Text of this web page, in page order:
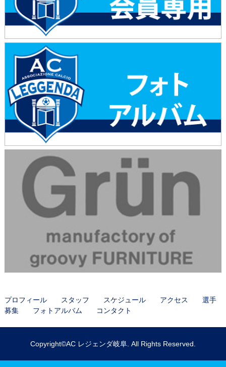
プロフィール スタッフ スケジュール アクセス
選手
募集
フォトアルバム コンタクト
Copyright©AC レジェンダ岐阜. All Rights Reserved.